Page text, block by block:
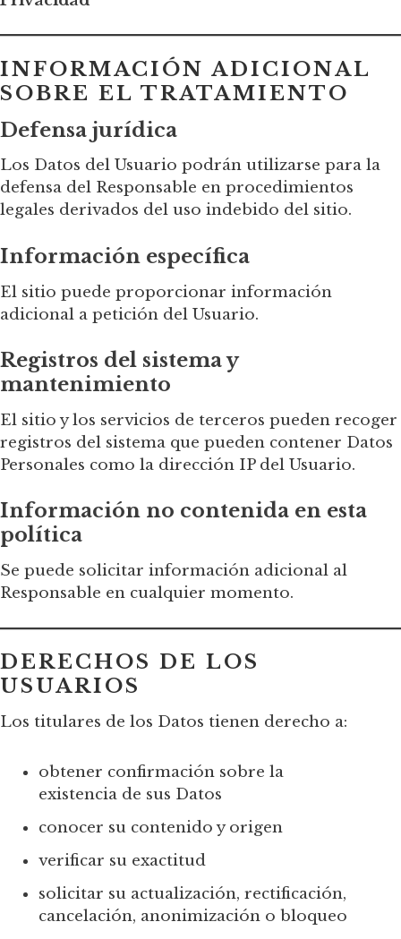
INFORMACIÓN ADICIONAL
SOBRE EL TRATAMIENTO
Defensa jurídica
Los Datos del Usuario podrán utilizarse para la
defensa del Responsable en procedimientos
legales derivados del uso indebido del sitio.
Información específica
El sitio puede proporcionar información
adicional a petición del Usuario.
Registros del sistema y
mantenimiento
El sitio y los servicios de terceros pueden recoger
registros del sistema que pueden contener Datos
Personales como la dirección IP del Usuario.
Información no contenida en esta
política
Se puede solicitar información adicional al
Responsable en cualquier momento.
DERECHOS DE LOS
USUARIOS
Los titulares de los Datos tienen derecho a:
obtener confirmación sobre la
existencia de sus Datos
conocer su contenido y origen
verificar su exactitud
solicitar su actualización, rectificación,
cancelación, anonimización o bloqueo